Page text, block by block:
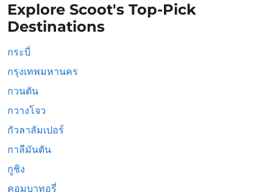
Explore Scoot's Top-Pick
Destinations
กระบี่
กรุงเทพมหานคร
กวนตัน
กวางโจว
กัวลาลัมเปอร์
กาลีมันตัน
กูชิง
คอมบาทอรี่